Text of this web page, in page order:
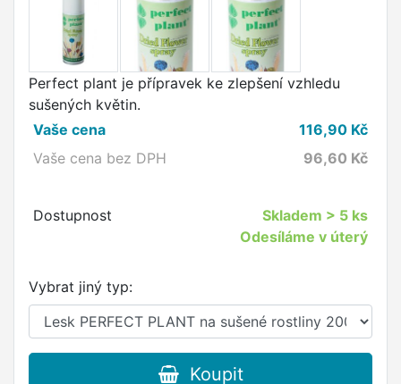
Perfect plant je přípravek ke zlepšení vzhledu
sušených květin.
Vaše cena
116,90 Kč
Vaše cena bez DPH
96,60 Kč
Dostupnost Skladem > 5 ks
Odesíláme v úterý
Vybrat jiný typ:
Koupit